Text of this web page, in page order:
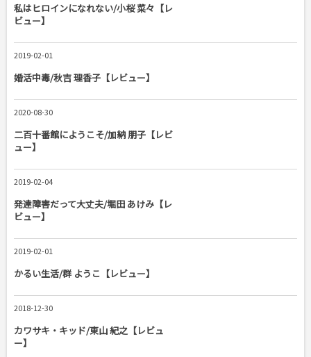
私はヒロインになれない/小桜 菜々【レ
ビュー】
2019-02-01
婚活中毒/秋吉 理香子【レビュー】
2020-08-30
二百十番館にようこそ/加納 朋子【レビ
ュー】
2019-02-04
発達障害だって大丈夫/堀田 あけみ【レ
ビュー】
2019-02-01
かるい生活/群 ようこ【レビュー】
2018-12-30
カワサキ・キッド/東山 紀之【レビュ
ー】